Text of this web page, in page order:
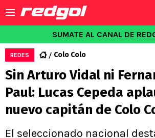
SUMATE AL CANAL DE
REDES Colo Colo
Sin Arturo Vidal ni
Paul: Lucas Cepeda
nuevo capitán de Colo
El seleccionado nacional